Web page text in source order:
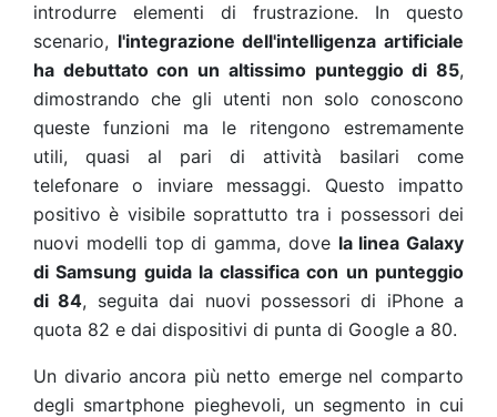
introdurre elementi di frustrazione. In questo
scenario, l'integrazione dell'intelligenza artificiale
ha debuttato con un altissimo punteggio di 85,
dimostrando che gli utenti non solo conoscono
queste funzioni ma le ritengono estremamente
utili, quasi al pari di attività basilari come
telefonare o inviare messaggi. Questo impatto
positivo è visibile soprattutto tra i possessori dei
nuovi modelli top di gamma, dove la linea Galaxy
di Samsung guida la classifica con un punteggio
di 84, seguita dai nuovi possessori di iPhone a
quota 82 e dai dispositivi di punta di Google a 80.
Un divario ancora più netto emerge nel comparto
degli smartphone pieghevoli, un segmento in cui